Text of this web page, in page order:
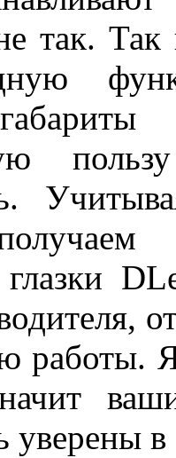
так. Так
глазки
работы.
уверены